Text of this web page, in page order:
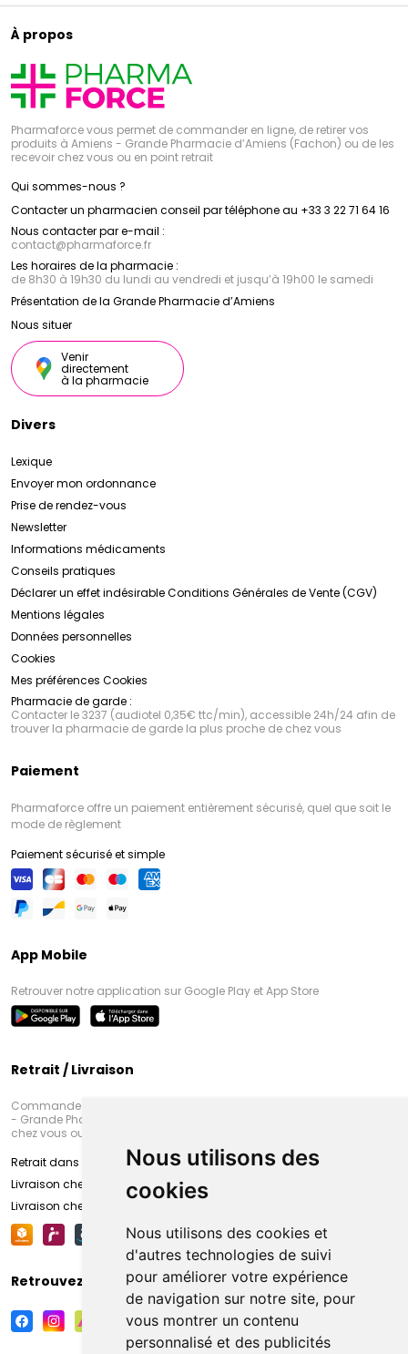
Nous utilisons des
cookies
Nous utilisons des cookies et
d'autres technologies de suivi
pour améliorer votre expérience
de navigation sur notre site, pour
vous montrer un contenu
personnalisé et des publicités
À propos
Pharmaforce vous permet de commander en ligne, de retirer vos
produits à Amiens - Grande Pharmacie d’Amiens (Fachon) ou de les
recevoir chez vous ou en point retrait
Qui sommes-nous ?
Contacter un pharmacien conseil par téléphone au +33 3 22 71 64 16
Nous contacter par e-mail :
contact@pharmaforce.fr
Les horaires de la pharmacie :
de 8h30 à 19h30 du lundi au vendredi et jusqu’à 19h00 le samedi
Présentation de la Grande Pharmacie d’Amiens
Nous situer
Venir
directement
à la pharmacie
Divers
Lexique
Envoyer mon ordonnance
Prise de rendez-vous
Newsletter
Informations médicaments
Conseils pratiques
Déclarer un effet indésirableConditions Générales de Vente (CGV)
Mentions légales
Données personnelles
Cookies
Mes préférences Cookies
Pharmacie de garde :
Contacter le 3237 (audiotel 0,35€ ttc/min), accessible 24h/24 afin de
trouver la pharmacie de garde la plus proche de chez vous
Paiement
Pharmaforce offre un paiement entièrement sécurisé, quel que soit le
mode de règlement
Paiement sécurisé et simple
App Mobile
Retrouver notre application sur Google Play et App Store
Retrait / Livraison
Commandez en ligne et venez chercher votre commande à Amiens
- Grande Pharmacie d’Amiens (Fachon) ou recevez-là rapidement
chez vous ou en point retrait
Retrait dans la pharmacie d’Amiens
Livraison chez vous
Livraison chez votre commerçant
Retrouvez-nous sur vos réseaux sociaux